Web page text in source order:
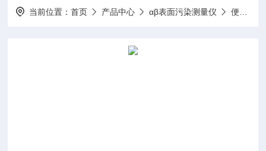
当前位置：首页 产品中心 αβ表面污染测量仪 便携式表面沾污仪